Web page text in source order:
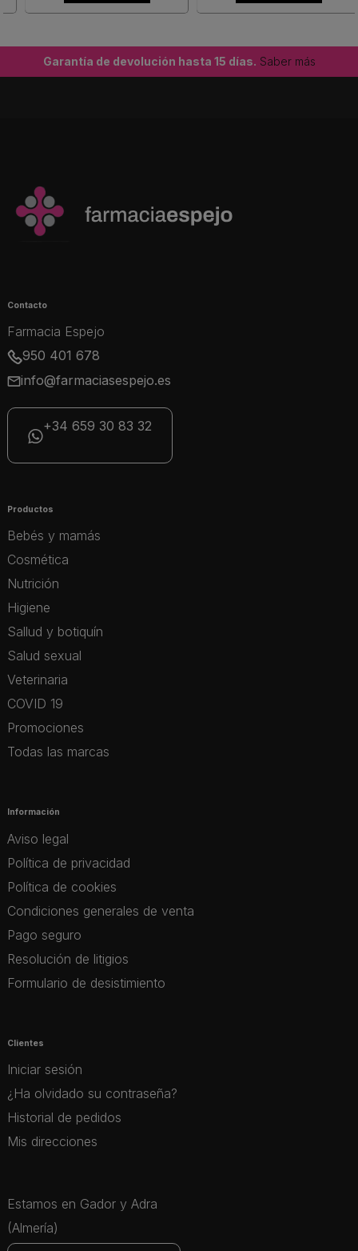
Garantía de devolución hasta 15 días. Saber más
Contacto
Farmacia Espejo
950 401 678
info@farmaciasespejo.es
+34 659 30 83 32
Productos
Bebés y mamás
Cosmética
Nutrición
Higiene
Sallud y botiquín
Salud sexual
Veterinaria
COVID 19
Promociones
Todas las marcas
Información
Aviso legal
Política de privacidad
Política de cookies
Condiciones generales de venta
Pago seguro
Resolución de litigios
Formulario de desistimiento
Clientes
Iniciar sesión
¿Ha olvidado su contraseña?
Historial de pedidos
Mis direcciones
Estamos en Gador y Adra
(Almería)